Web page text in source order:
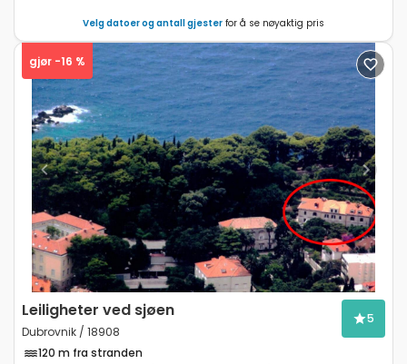
Velg datoer og antall gjester for å se nøyaktig pris
Previous Next
gjør -16 %
Leiligheter ved sjøen
Dubrovnik / 18908
5
120 m fra stranden